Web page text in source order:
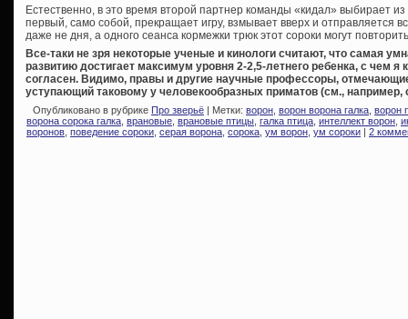
Естественно, в это время второй партнер команды «кидал» выбирает из
первый, само собой, прекращает игру, взмывает вверх и отправляется
даже не дня, а одного сеанса кормежки трюк этот сороки могут
Все-таки не зря некоторые ученые и кинологи считают, что самая
развитию достигает максимум уровня 2-2,5-летнего ребенка, с чем
согласен. Видимо, правы и другие научные профессоры,
уступающий таковому у человекообразных приматов (см., например,
Опубликовано в рубрике Про зверьё | Метки: ворон ворон ворона галка ворон
ворона сорока галка врановые врановые птицы галка птица интеллект ворон
воронов поведение сороки серая ворона сорока ум ворон ум сороки 2